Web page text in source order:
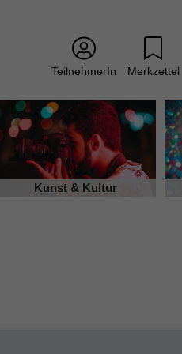
TeilnehmerIn Merkzettel
Kunst & Kultur